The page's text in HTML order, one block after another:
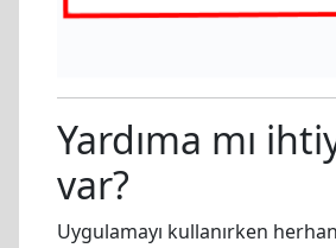
Yardıma mı
var?
Uygulamayı kullanırken